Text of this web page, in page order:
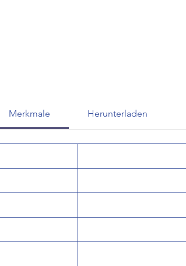
Merkmale Herunterladen